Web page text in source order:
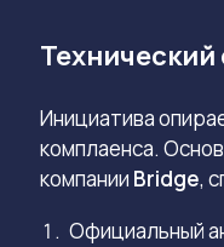
Инициатива
комплаенса.
компании Bridge,
Официальный